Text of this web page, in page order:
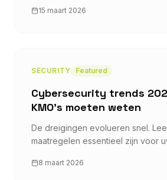
15 maart 2026
SECURITY Featured
Cybersecurity trends
KMO's moeten weten
De dreigingen evolueren snel.
maatregelen essentieel zijn voor
8 maart 2026